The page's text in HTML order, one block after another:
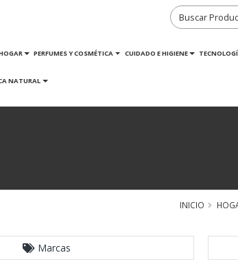
PERFUMES Y COSMÉTICA CUIDADO E HIGIENE
NATURAL
INICIO
Marcas